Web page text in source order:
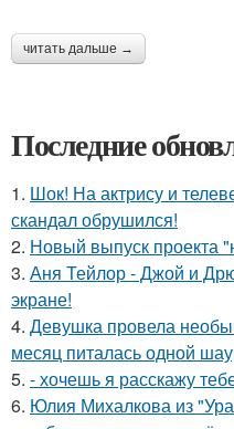
читать дальше →
Последние
1. Шок! На актрису и
скандал обрушился!
2. Новый выпуск проекта
3. Аня Тейлор - Джой и
экране!
4. Девушка провела
месяц питалась одной
5. - хочешь я расскажу
6. Юлия Михалкова из